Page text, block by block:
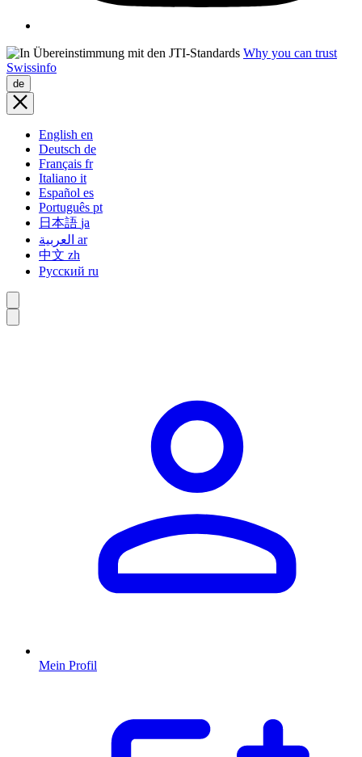
Why you can trust
Swissinfo
de
English en
Deutsch de
Français fr
Italiano it
Español es
Português pt
日本語 ja
ar
中文 zh
Русский ru
Mein Profil